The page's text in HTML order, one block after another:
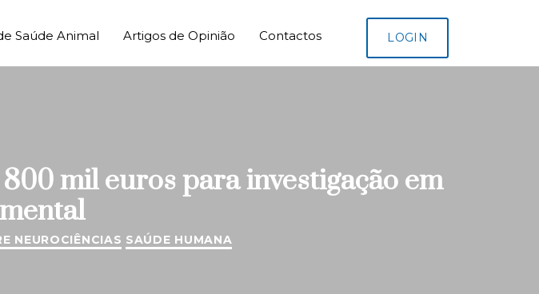
Saúde Animal Artigos de Opinião Contactos LOGIN
mil euros para investigação em
NEUROCIÊNCIAS SAÚDE HUMANA